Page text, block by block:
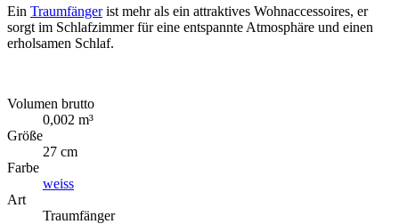
Ein Traumfängerist mehr als ein attraktives Wohnaccessoires, er
sorgt im Schlafzimmer für eine entspannte Atmosphäre und einen
erholsamen Schlaf.
Volumen brutto
0,002 m³
Größe
27 cm
Farbe
weiss
Art
Traumfänger